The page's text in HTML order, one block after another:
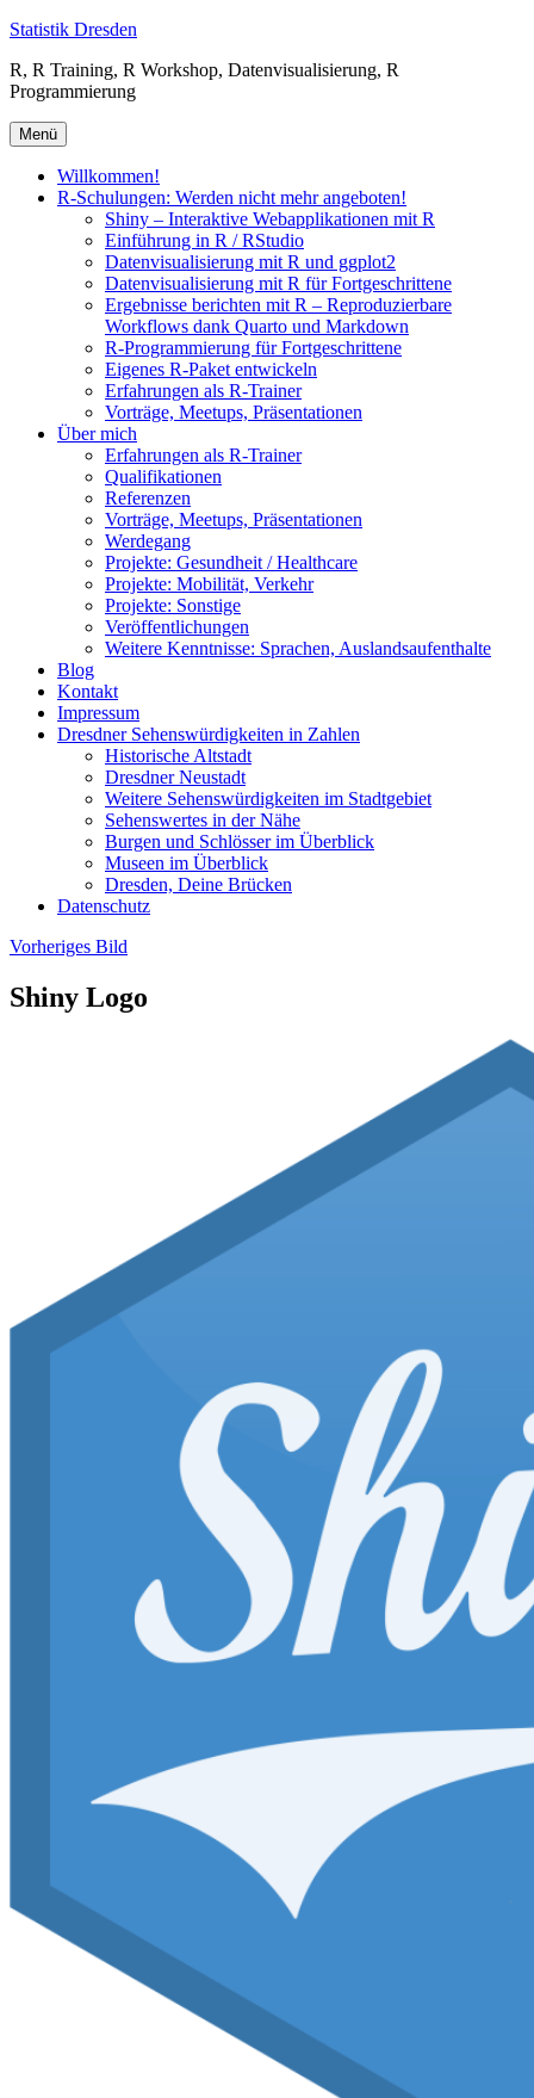
Zum
springen
Statistik Dresden
R, R Training, R Workshop, Datenvisualisierung, R
Programmierung
Menü
Willkommen!
R-Schulungen: Werden nicht mehr angeboten!
Shiny – Interaktive Webapplikationen mit R
Einführung in R / RStudio
Datenvisualisierung mit R und ggplot2
Datenvisualisierung mit R für Fortgeschrittene
Ergebnisse berichten mit R – Reproduzierbare
Workflows dank Quarto und Markdown
R-Programmierung für Fortgeschrittene
Eigenes R-Paket entwickeln
Erfahrungen als R-Trainer
Vorträge, Meetups, Präsentationen
Über mich
Erfahrungen als R-Trainer
Qualifikationen
Referenzen
Vorträge, Meetups, Präsentationen
Werdegang
Projekte: Gesundheit / Healthcare
Projekte: Mobilität, Verkehr
Projekte: Sonstige
Veröffentlichungen
Weitere Kenntnisse: Sprachen, Auslandsaufenthalte
Blog
Kontakt
Impressum
Dresdner Sehenswürdigkeiten in Zahlen
Historische Altstadt
Dresdner Neustadt
Weitere Sehenswürdigkeiten im Stadtgebiet
Sehenswertes in der Nähe
Burgen und Schlösser im Überblick
Museen im Überblick
Dresden, Deine Brücken
Datenschutz
Vorheriges Bild
Shiny Logo